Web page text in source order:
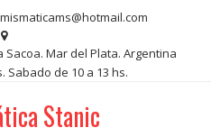
Sacoa. Mar del Plata. Argentina
Sabado de 10 a 13 hs.
Stanic